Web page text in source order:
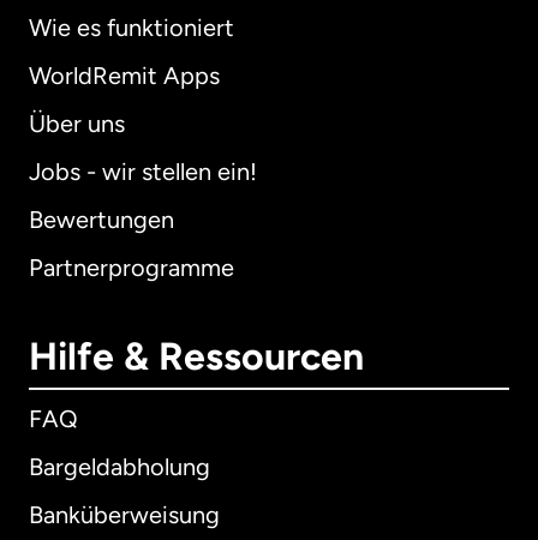
Wie es funktioniert
WorldRemit Apps
Über uns
Jobs - wir stellen ein!
Bewertungen
Partnerprogramme
Hilfe & Ressourcen
FAQ
Bargeldabholung
Banküberweisung